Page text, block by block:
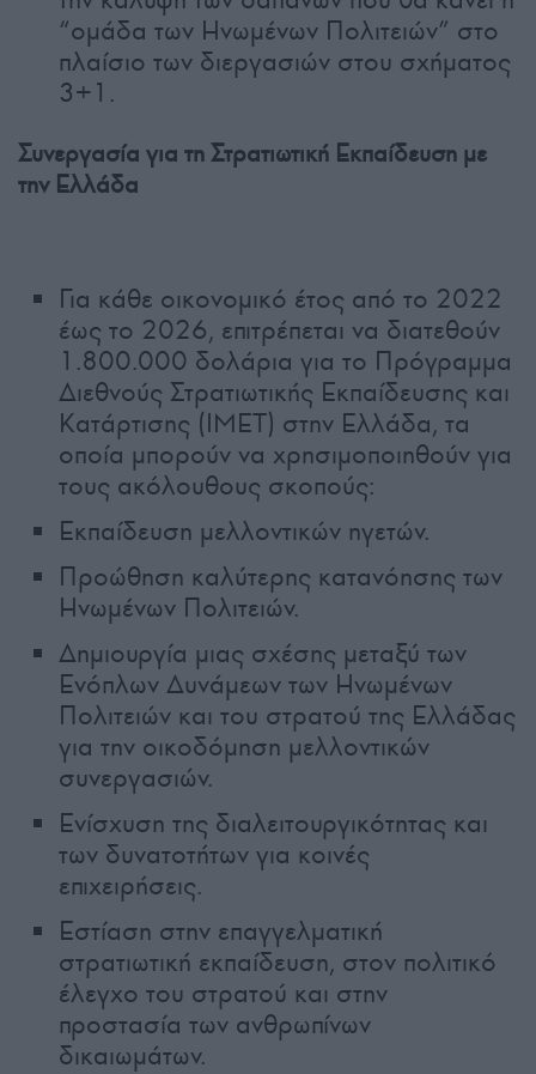
“ομάδα των Ηνωμένων Πολιτειών” στο
πλαίσιο των διεργασιών στου σχήματος
3+1.
Συνεργασία για τη Στρατιωτική Εκπαίδευση με
την Ελλάδα
Για κάθε οικονομικό έτος από το 2022
έως το 2026, επιτρέπεται να διατεθούν
1.800.000 δολάρια για το Πρόγραμμα
Διεθνούς Στρατιωτικής Εκπαίδευσης και
Κατάρτισης (ΙΜΕΤ) στην Ελλάδα, τα
οποία μπορούν να χρησιμοποιηθούν για
τους ακόλουθους σκοπούς:
Εκπαίδευση μελλοντικών ηγετών.
Προώθηση καλύτερης κατανόησης των
Ηνωμένων Πολιτειών.
Δημιουργία μιας σχέσης μεταξύ των
Ενόπλων Δυνάμεων των Ηνωμένων
Πολιτειών και του στρατού της Ελλάδας
για την οικοδόμηση μελλοντικών
συνεργασιών.
Ενίσχυση της διαλειτουργικότητας και
των δυνατοτήτων για κοινές
επιχειρήσεις.
Εστίαση στην επαγγελματική
στρατιωτική εκπαίδευση, στον πολιτικό
έλεγχο του στρατού και στην
προστασία των ανθρωπίνων
δικαιωμάτων.